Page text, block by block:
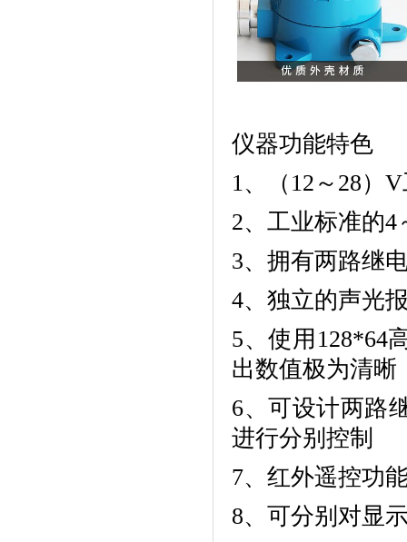
仪器功能特色
1、（12～28）
2、工业标准的4
3、拥有两路继
4、独立的声光
5、使用128*64
出数值极为清晰
6、可设计两路
进行分别控制
7、红外遥控功
8、可分别对显